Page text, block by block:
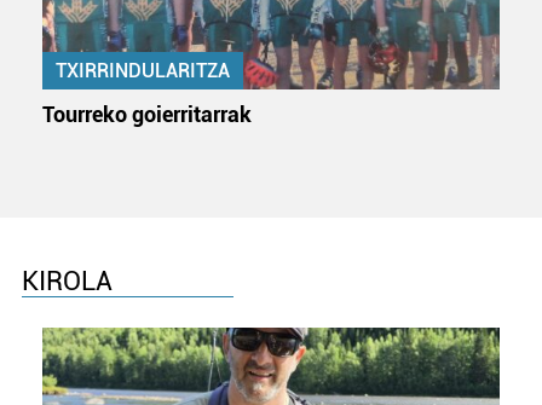
Bazkide batzuek ez dizute baimenik eskatzen, eta beren
interes komertzial legitimoetan babesten dira. Ikusi gure
duten interes legitimoa eta horren aurka nola egin
datuen atalean. Edozein unetan alda edo ken dezakezu
zure baimena Cookieen adierazpenean.
Webgune honek cookie propioak eta hirugarrenen cookie-
fitxategiak erabiltzen ditu. Zure esperientzia eta
TXIRRINDULARITZA
Tourreko goierritarrak
KIROLA